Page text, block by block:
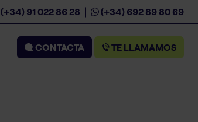
CONTACTA TE LLAMAMOS
(+34) 91 022 86 28 (+34) 692 89 80 69